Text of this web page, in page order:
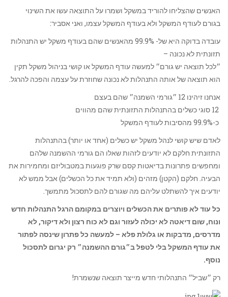
האנשים שהצליחו להוריד במשקל ושמרו על התוצאה עשו את השינוי
בגורם לעודף המשקל ולא בעודף המשקל עצמו, ואני אסביר:
עובדה בדוקה היא של- 99.9% מהאנשים שהם בעודף משקל יש התנהלות
תזונתית לא נכונה –
״לכל תוצאה יש גורם״ למעשה עודף המשקל או קושי בניהול משקל תקין
הוא תוצאה של אותה התנהלות לא נכונה שחוזרת על עצמה והפכה להרגל.
אנחנו זיהינו 12 ״גורמי השמנה״ שהם בעצם
כ-99.9% מהסיבות לעודף המשקל
לאדם שיש קושי לנהל משקל יש כשלים (אחד או יותר) בהתנהלות
התזונתית חלקם לא יודעים לזהות שאלו הם גורמי ההשמנה שלהם
ומחפשים פתרונות בדיאטות קסם שרק פוגעות במטבוליזם ומחמירות את
הבעיה. חלקם (הקטן) מזהים (ולא תמיד את כל הכשלים) אבל ממש לא
יודעים איך להשתלט עליהם מה שגורם להם לתסכול מתמשך.
כל עוד לא פותרים את הכשלים ויוצרים במקומם הרגל התנהלות חדש
ונוח, שום דיאטה לא יכולה לעזור וגם לא כוח רצון ולא דיקור, לא
מדרסים, מדבקות או גלולת פלא – למעשה כל פתרון שינסה לפתור
את עודף המשקל בלי לטפל ב״גורם ההשמנה״ רק יגרום לתסכול
נוסף.
רק ״שביל״ התנהלותי חדש מייצר תוצאה שנשמרת!